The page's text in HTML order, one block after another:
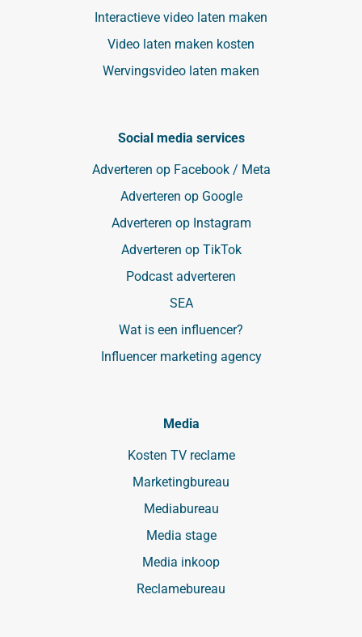
Interactieve video laten maken
Video laten maken kosten
Wervingsvideo laten maken
Social media services
Adverteren op Facebook / Meta
Adverteren op Google
Adverteren op Instagram
Adverteren op TikTok
Podcast adverteren
SEA
Wat is een influencer?
Influencer marketing agency
Media
Kosten TV reclame
Marketingbureau
Mediabureau
Media stage
Media inkoop
Reclamebureau